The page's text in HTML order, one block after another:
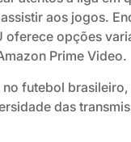
aos jogos.
oferece opções
Prime Video.
futebol
das